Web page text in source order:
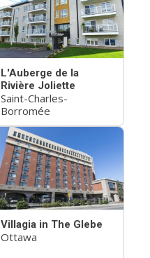
L'Auberge de la
Rivière Joliette
Saint-Charles-
Borromée
Villagia in The Glebe
Ottawa